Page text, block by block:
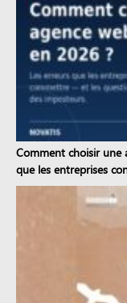
Comment choisir une
que les entreprises